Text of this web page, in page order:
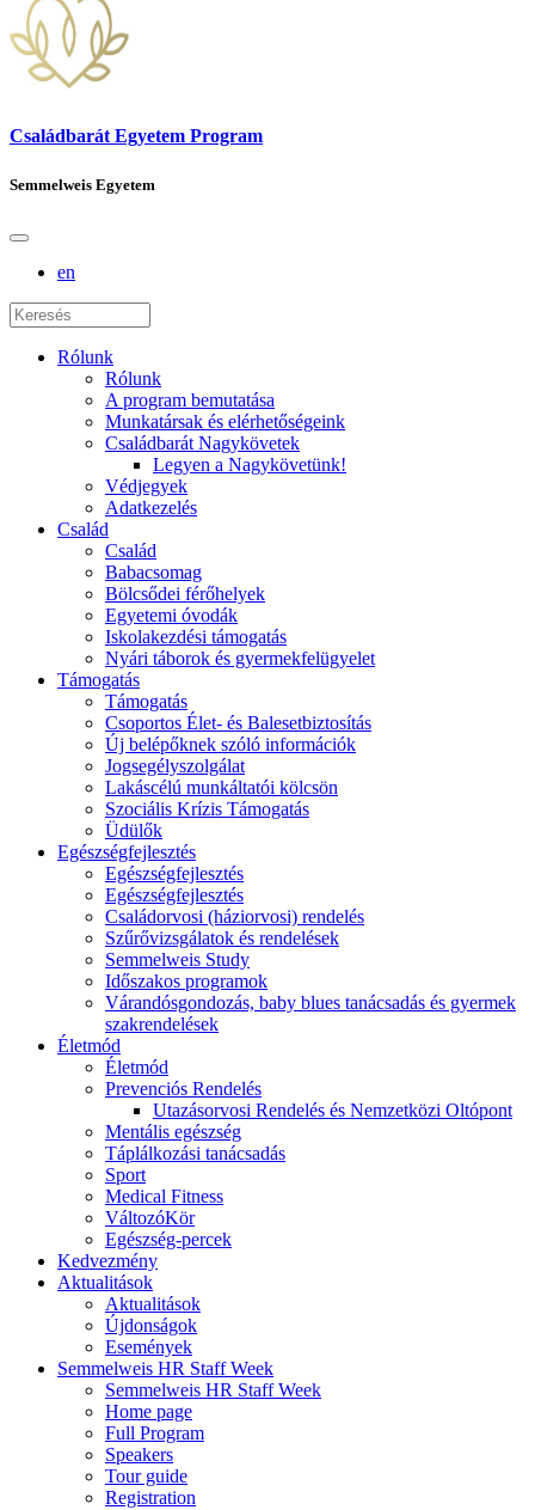
Családbarát Egyetem Program
Semmelweis Egyetem
en
Rólunk
Rólunk
A program bemutatása
Munkatársak és elérhetőségeink
Családbarát Nagykövetek
Legyen a Nagykövetünk!
Védjegyek
Adatkezelés
Család
Család
Babacsomag
Bölcsődei férőhelyek
Egyetemi óvodák
Iskolakezdési támogatás
Nyári táborok és gyermekfelügyelet
Támogatás
Támogatás
Csoportos Élet- és Balesetbiztosítás
Új belépőknek szóló információk
Jogsegélyszolgálat
Lakáscélú munkáltatói kölcsön
Szociális Krízis Támogatás
Üdülők
Egészségfejlesztés
Egészségfejlesztés
Egészségfejlesztés
Családorvosi (háziorvosi) rendelés
Szűrővizsgálatok és rendelések
Semmelweis Study
Időszakos programok
Várandósgondozás, baby blues tanácsadás és gyermek
szakrendelések
Életmód
Életmód
Prevenciós Rendelés
Utazásorvosi Rendelés és Nemzetközi Oltópont
Mentális egészség
Táplálkozási tanácsadás
Sport
Medical Fitness
VáltozóKör
Egészség-percek
Kedvezmény
Aktualitások
Aktualitások
Újdonságok
Események
Semmelweis HR Staff Week
Semmelweis HR Staff Week
Home page
Full Program
Speakers
Tour guide
Registration